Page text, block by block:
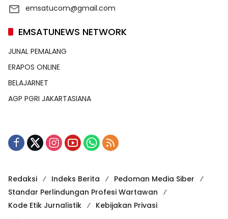
emsatucom@gmail.com
EMSATUNEWS NETWORK
JUNAL PEMALANG
ERAPOS ONLINE
BELAJARNET
AGP PGRI JAKARTASIANA
Redaksi Indeks Berita
Pedoman Media Siber
Standar Perlindungan Profesi Wartawan
Kode Etik Jurnalistik
Kebijakan Privasi